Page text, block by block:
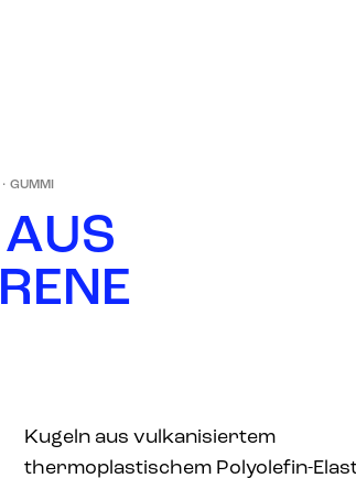
· GUMMI
AUS
RENE
Kugeln aus vulkanisiertem
thermoplastischem Polyolefin-